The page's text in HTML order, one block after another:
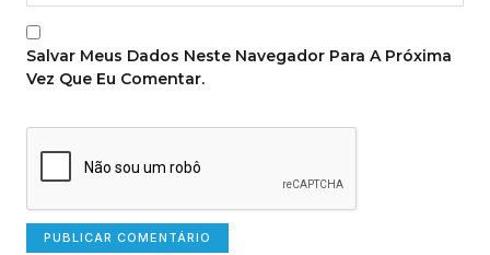
Salvar Meus Dados Neste Navegador Para A Próxima
Vez Que Eu Comentar.